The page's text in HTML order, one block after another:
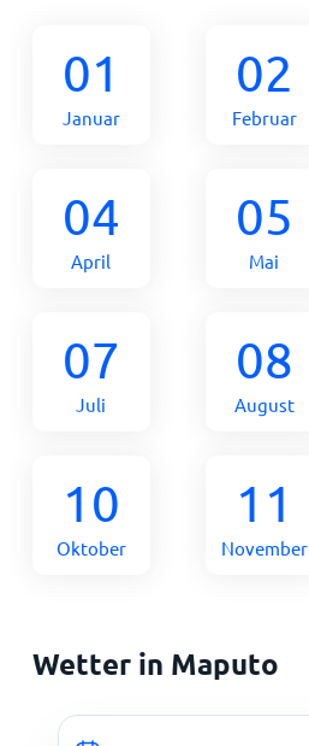
01
Januar
02
Februar
04
April
05
Mai
07
Juli
08
August
10
Oktober
11
November
Wetter in Maputo